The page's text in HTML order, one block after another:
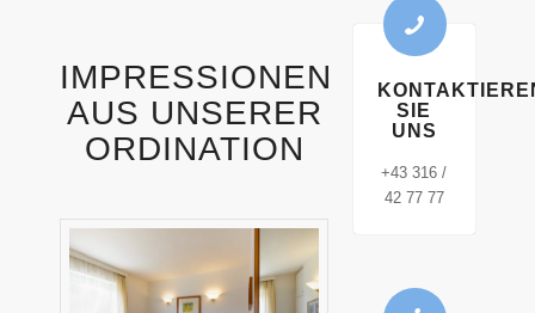
IMPRESSIONEN
AUS UNSERER
ORDINATION
SIE
UNS
+43 316 /
42 77 77